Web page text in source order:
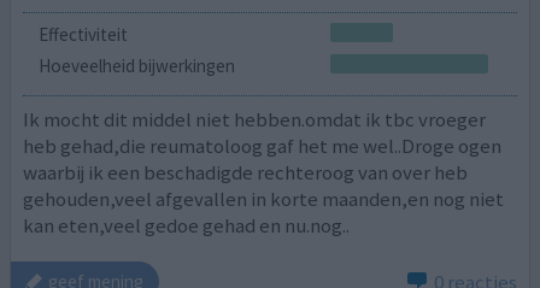
Effectiviteit
Hoeveelheid bijwerkingen
Ik mocht dit middel niet hebben.omdat ik tbc vroeger
heb gehad,die reumatoloog gaf het me wel..Droge ogen
waarbij ik een beschadigde rechteroog van over heb
gehouden,veel afgevallen in korte maanden,en nog niet
kan eten,veel gedoe gehad en nu.nog..
geef mening 0 reacties